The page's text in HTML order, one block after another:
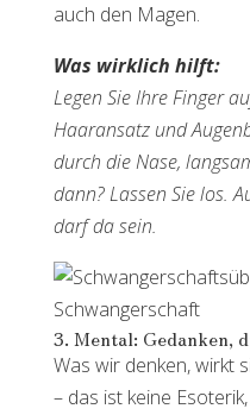
auch den Magen.
Was wirklich hilft:
Legen Sie Ihre Finger
Haaransatz und
durch die Nase,
dann? Lassen Sie los.
darf da sein.
3. Mental: Gedanken,
Was wir denken, wirkt
– das ist keine